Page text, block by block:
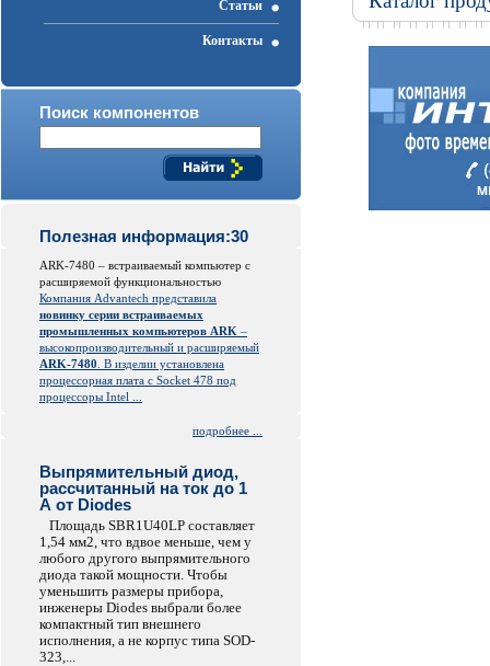
Статьи
Контакты
Поиск компонентов
Полезная информация:30
ARK-7480 – встраиваемый компьютер с
расширяемой функциональностью
Компания Advantech представила
новинку серии встраиваемых
промышленных компьютеров ARK –
высокопроизводительный и расширяемый
ARK-7480 . В изделии установлена
процессорная плата с Socket 478 под
процессоры Intel ...
подробнее ...
Выпрямительный диод,
рассчитанный на ток до 1
А от Diodes
Площадь SBR1U40LP составляет
1,54 мм2, что вдвое меньше, чем у
любого другого выпрямительного
диода такой мощности. Чтобы
уменьшить размеры прибора,
инженеры Diodes выбрали более
компактный тип внешнего
исполнения, а не корпус типа SOD-
323,...